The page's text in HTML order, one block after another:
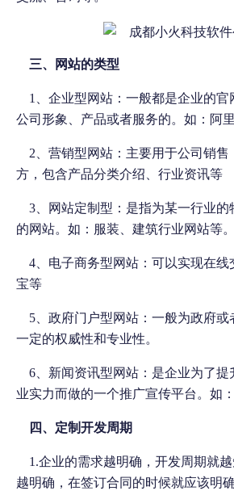
三、网站的类型
1
、企业型网站：一般都是企业的
公司形象、产品或者服务的。如：阿
2 、营销型网站：主要用于公司销
方，包含产品分类介绍、行业资讯等
3 、网站定制型：是指为某一行业
的网站。如：服装、建筑行业网站等。
4 、电子商务型网站：可以实现在
宝等
5 、政府门户型网站：一般为政府
一定的权威性和专业性。
6 、新闻资讯型网站：是企业为了
业实力而做的一个推广宣传平台。如
四、定制开发周期
1.企业的需求越明确，开发周期就
越明确，在签订合同的时候就应该明